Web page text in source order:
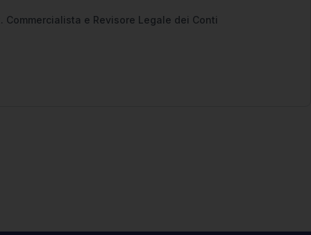
Commercialista e Revisore Legale dei Conti